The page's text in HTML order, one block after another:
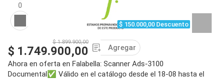
0
$ 150.000,00 Descuento
$ 1.899.900,00
$ 1.749.900,00
Agregar
Ahora en oferta en Falabella: Scanner Ads-3100
Documental✅ Válido en el catálogo desde el 18-08 hasta el